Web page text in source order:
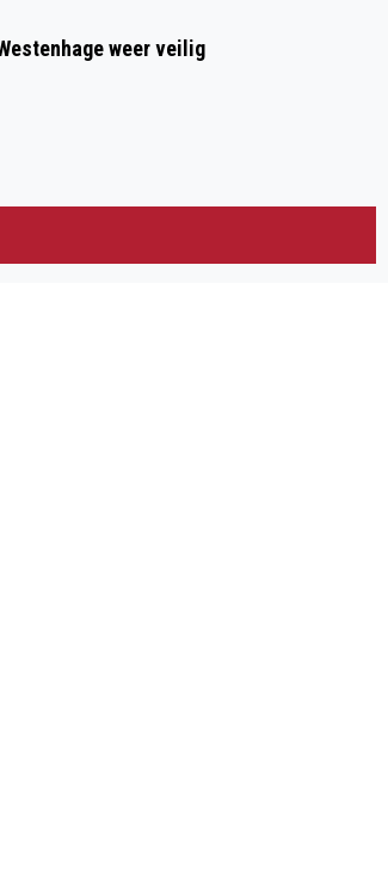
weer veilig